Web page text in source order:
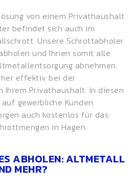
von einem Privathaushalt
befindet sich auch im
Unsere Schrottabholer
und Ihnen somit alle
abnehmen.
effektiv bei der
Ihrem Privathaushalt. In diesen
gewerbliche Kunden
auch kostenlos für das
in Hagen.
ABHOLEN: ALTMETALL
MEHR?